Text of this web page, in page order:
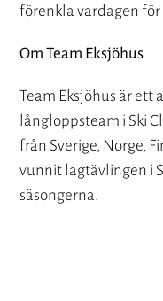
förenkla vardagen
Om Team Eksjöhus
Team Eksjöhus är ett
långloppsteam i Ski
från Sverige, Norge,
vunnit lagtävlingen i
säsongerna.